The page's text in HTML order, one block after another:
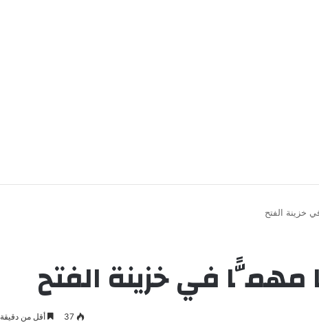
خزينة الفتح
مهمًّا في خزينة الفتح
37 أقل من دقيقة